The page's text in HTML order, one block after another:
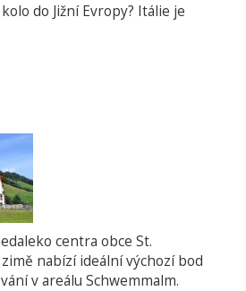
do Jižní Evropy? Itálie je
centra obce St.
nabízí ideální výchozí bod
v areálu Schwemmalm.